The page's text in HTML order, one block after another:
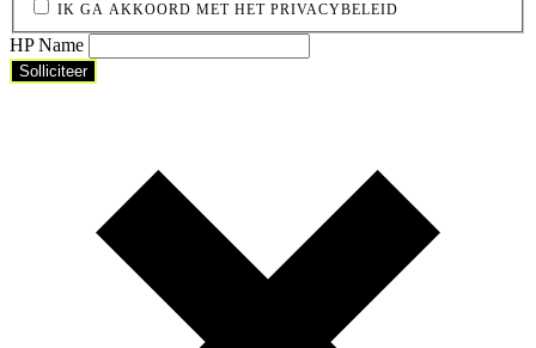
IK GA AKKOORD MET HET PRIVACYBELEID
HP Name
Solliciteer